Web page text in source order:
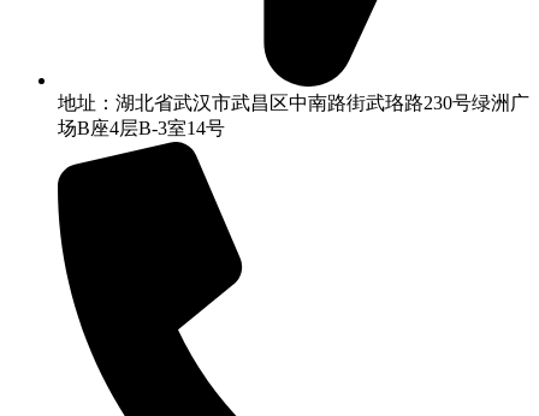
地址：湖北省武汉市武昌区中南路街武珞路230号绿洲广
场B座4层B-3室14号